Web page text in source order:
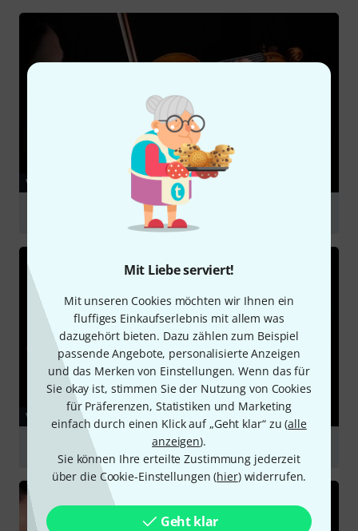
Mit Liebe serviert!
Mit unseren Cookies möchten wir Ihnen ein
fluffiges Einkaufserlebnis mit allem was
dazugehört bieten. Dazu zählen zum Beispiel
passende Angebote, personalisierte Anzeigen
und das Merken von Einstellungen. Wenn das für
Sie okay ist, stimmen Sie der Nutzung von Cookies
für Präferenzen, Statistiken und Marketing
einfach durch einen Klick auf „Geht klar“ zu (alle
anzeigen).
Sie können Ihre erteilte Zustimmung jederzeit
über die Cookie-Einstellungen (hier) widerrufen.
Geht klar
VIDEO
Scala Vilagio R.O. Stradivari Superieur Solovioline
VIDEO
Strasser Professional Natur indischer Apfel
abspielen